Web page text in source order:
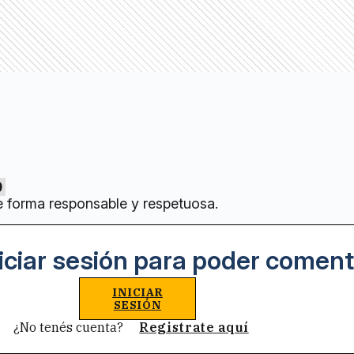
responsable y respetuosa.
sesión para poder
INICIAR
SESIÓN
¿No tenés cuenta? Registrate aquí